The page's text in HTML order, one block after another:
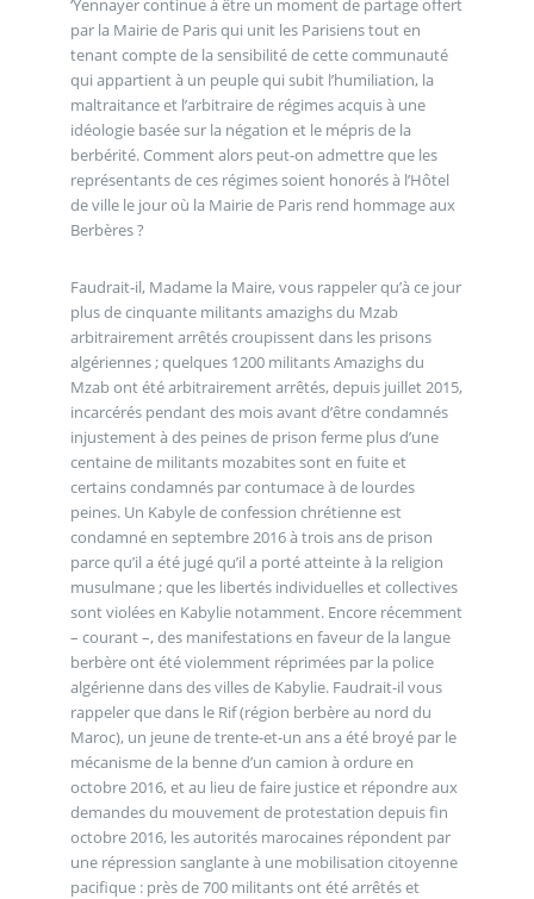
‘Yennayer continue à être un moment de partage offert
par la Mairie de Paris qui unit les Parisiens tout en
tenant compte de la sensibilité de cette communauté
qui appartient à un peuple qui subit l’humiliation, la
maltraitance et l’arbitraire de régimes acquis à une
idéologie basée sur la négation et le mépris de la
berbérité. Comment alors peut-on admettre que les
représentants de ces régimes soient honorés à l’Hôtel
de ville le jour où la Mairie de Paris rend hommage aux
Berbères ?
Faudrait-il, Madame la Maire, vous rappeler qu’à ce jour
plus de cinquante militants amazighs du Mzab
arbitrairement arrêtés croupissent dans les prisons
algériennes ; quelques 1200 militants Amazighs du
Mzab ont été arbitrairement arrêtés, depuis juillet 2015,
incarcérés pendant des mois avant d’être condamnés
injustement à des peines de prison ferme plus d’une
centaine de militants mozabites sont en fuite et
certains condamnés par contumace à de lourdes
peines. Un Kabyle de confession chrétienne est
condamné en septembre 2016 à trois ans de prison
parce qu’il a été jugé qu’il a porté atteinte à la religion
musulmane ; que les libertés individuelles et collectives
sont violées en Kabylie notamment. Encore récemment
– courant –, des manifestations en faveur de la langue
berbère ont été violemment réprimées par la police
algérienne dans des villes de Kabylie. Faudrait-il vous
rappeler que dans le Rif (région berbère au nord du
Maroc), un jeune de trente-et-un ans a été broyé par le
mécanisme de la benne d’un camion à ordure en
octobre 2016, et au lieu de faire justice et répondre aux
demandes du mouvement de protestation depuis fin
octobre 2016, les autorités marocaines répondent par
une répression sanglante à une mobilisation citoyenne
pacifique : près de 700 militants ont été arrêtés et